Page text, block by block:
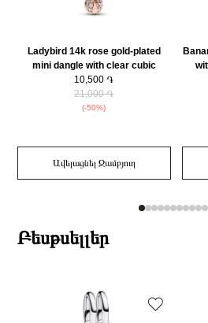
Ladybird 14k rose gold-plated
mini dangle with clear cubic
zirconia/ 783043C01
10,500 ֏
21,000 ֏
(-50%)
Ավելացնել Զամբյուղ
Բեսթսելլեր